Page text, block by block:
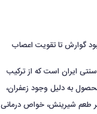
گوارش تا تقویت اعصاب
ایران است که از ترکیب
به دلیل وجود زعفران،
طعم شیرینش، خواص درمانی